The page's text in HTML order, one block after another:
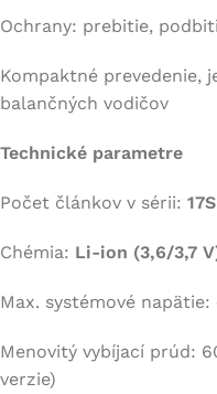
Ochrany: prebitie,
Kompaktné prevedenie,
balančných vodičov
Technické parametre
Počet článkov v sérii: 17S
Chémia: Li-ion (3,6/3,7
Max. systémové napätie:
Menovitý vybíjací prúd:
verzie)